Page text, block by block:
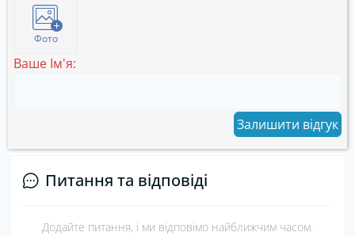
Фото
Ваше Ім'я:
Залишити відгук
Питання та відповіді
Додайте питання, і ми відповімо найближчим часом.